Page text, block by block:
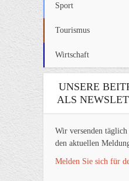
Sport
Tourismus
Wirtschaft
UNSERE
ALS
Wir versenden
den aktuellen
Melden Sie sich für